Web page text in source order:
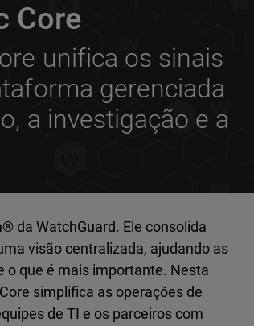
Core
unifica os sinais
gerenciada
a investigação e a
da WatchGuard. Ele consolida
visão centralizada, ajudando as
o que é mais importante. Nesta
simplifica as operações de
de TI e os parceiros com